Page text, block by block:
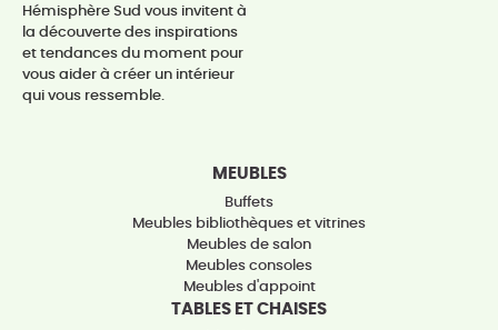
Hémisphère Sud vous invitent à
la découverte des inspirations
et tendances du moment pour
vous aider à créer un intérieur
qui vous ressemble.
MEUBLES
Buffets
Meubles bibliothèques et vitrines
Meubles de salon
Meubles consoles
Meubles d'appoint
TABLES ET CHAISES